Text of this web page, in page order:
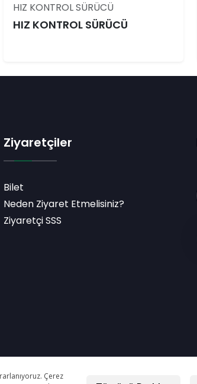
HIZ KONTROL SÜRÜCÜ
HIZ KONTROL SÜRÜCÜ
Ziyaretçiler
Bilet
Neden Ziyaret Etmelisiniz?
Ziyaretçi SSS